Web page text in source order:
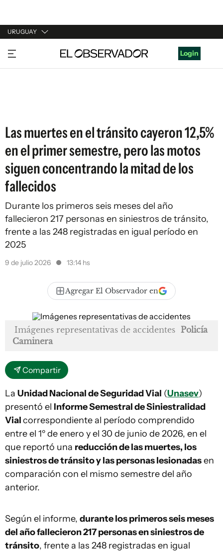
URUGUAY
URUGUAY
ARGENTINA
Login
Las muertes en el tránsito cayeron 12,5%
en el primer semestre, pero las motos
siguen concentrando la mitad de los
fallecidos
Durante los primeros seis meses del año
fallecieron 217 personas en siniestros de tránsito,
frente a las 248 registradas en igual período en
2025
9 de julio 2026 13:14 hs
Agregar El Observador en
Imágenes representativas de accidentes Policía
Caminera
Compartir
La Unidad Nacional de Seguridad Vial (Unasev)
presentó el Informe Semestral de Siniestralidad
Vialcorrespondiente al período comprendido
entre el 1º de enero y el 30 de junio de 2026, en el
que reportó una reducción de las muertes, los
siniestros de tránsito y las personas lesionadasen
comparación con el mismo semestre del año
anterior.
Según el informe, durante los primeros seis meses
del año fallecieron 217 personas en siniestros de
tránsito, frente a las 248 registradas en igual